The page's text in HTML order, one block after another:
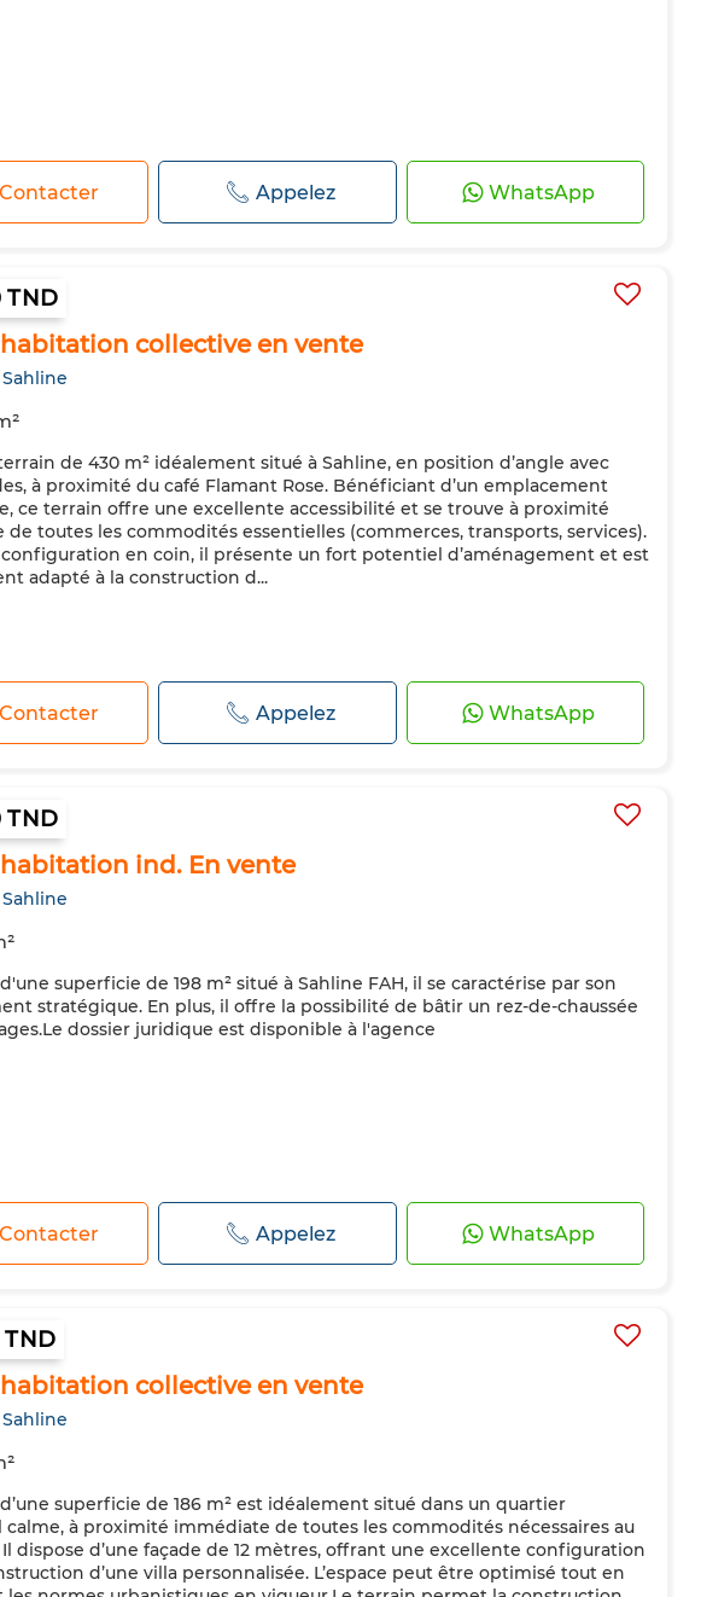
Contacter Appelez WhatsApp
TND
collective en vente
de 430 m² idéalement situé à Sahline, en position d’angle avec
à proximité du café Flamant Rose. Bénéficiant d’un emplacement
ce terrain offre une excellente accessibilité et se trouve à proximité
de toutes les commodités essentielles (commerces, transports, services).
configuration en coin, il présente un fort potentiel d’aménagement et est
adapté à la construction d...
Contacter Appelez WhatsApp
TND
ind. En vente
superficie de 198 m² situé à Sahline FAH, il se caractérise par son
stratégique. En plus, il offre la possibilité de bâtir un rez-de-chaussée
dossier juridique est disponible à l'agence
Contacter Appelez WhatsApp
TND
collective en vente
superficie de 186 m² est idéalement situé dans un quartier
calme, à proximité immédiate de toutes les commodités nécessaires au
dispose d’une façade de 12 mètres, offrant une excellente configuration
d’une villa personnalisée. L’espace peut être optimisé tout en